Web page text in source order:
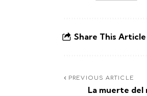
Share This Article
PREVIOUS ARTICLE
La muerte del